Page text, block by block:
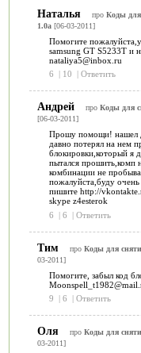
Наталья про Коды для
1.0a[06-03-2011]
Помогите
samsung GT S5233T и
nataliya5@inbox.ru
6
| 10 | Ответить
Андрей про Коды для
[06-03-2011]
Прошу помощи! нашел
давно потерял на нем
блокировки,который я
пытался прошить,комп
комбинации не
пожалуйста,буду очень
пишите http://
skype z4esterok
6
| 6 | Ответить
Тим про Коды для
03-2011]
Помогите, забыл код
9
| 6 | Ответить
Оля про Коды для
03-2011]